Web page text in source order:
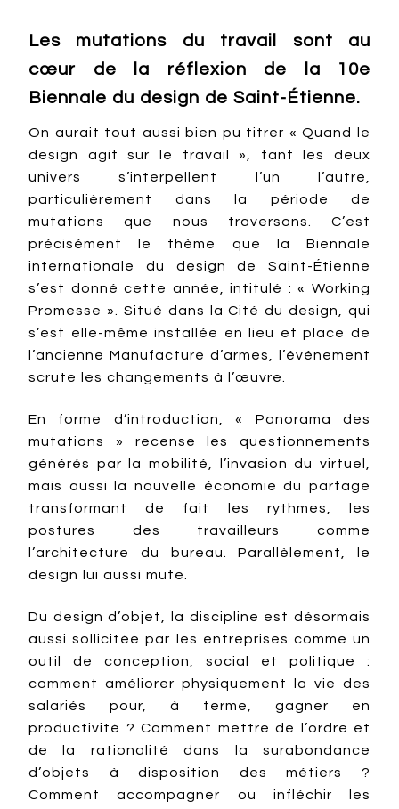
Les mutations du travail sont au
cœur de la réflexion de la 10e
Biennale du design de Saint-Étienne.
On aurait tout aussi bien pu titrer « Quand le
design agit sur le travail », tant les deux
univers s’interpellent l’un l’autre,
particulièrement dans la période de
mutations que nous traversons. C’est
précisément le thème que la Biennale
internationale du design de Saint-Étienne
s’est donné cette année, intitulé : « Working
Promesse ». Situé dans la Cité du design, qui
s’est elle-même installée en lieu et place de
l’ancienne Manufacture d’armes, l’événement
scrute les changements à l’œuvre.
En forme d’introduction, « Panorama des
mutations » recense les questionnements
générés par la mobilité, l’invasion du virtuel,
mais aussi la nouvelle économie du partage
transformant de fait les rythmes, les
postures des travailleurs comme
l’architecture du bureau. Parallèlement, le
design lui aussi mute.
Du design d’objet, la discipline est désormais
aussi sollicitée par les entreprises comme un
outil de conception, social et politique :
comment améliorer physiquement la vie des
salariés pour, à terme, gagner en
productivité ? Comment mettre de l’ordre et
de la rationalité dans la surabondance
d’objets à disposition des métiers ?
Comment accompagner ou infléchir les